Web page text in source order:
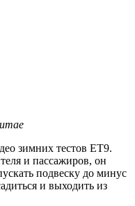
зимних тестов ET9.
и пассажиров, он
подвеску до минус
и выходить из